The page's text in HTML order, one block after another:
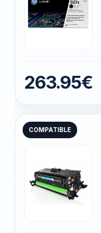
263.95€
COMPATIBLE